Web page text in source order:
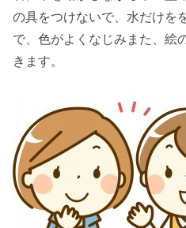
の具をつけないで、水だけを
で、色がよくなじみまた、絵
きます。